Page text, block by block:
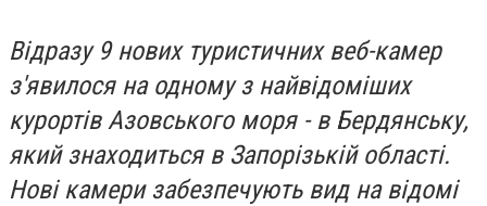
Відразу 9 нових туристичних веб-камер
з'явилося на одному з найвідоміших
курортів Азовського моря - в Бердянську,
який знаходиться в Запорізькій області.
Нові камери забезпечують вид на відомі